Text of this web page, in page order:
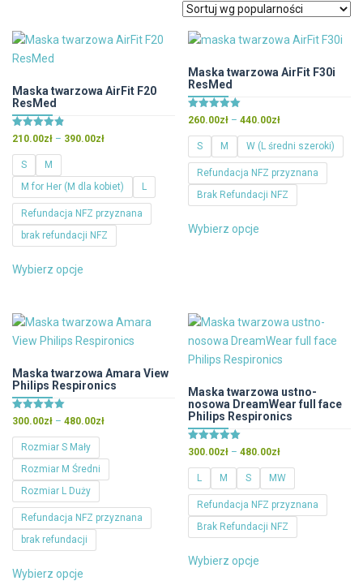
popularności
Maska twarzowa AirFit F20
ResMed
Oceniono
4.90
na 5
210.00zł – 390.00złZakres
210.00zł
do
390.00zł
S
M
M for Her (M dla kobiet)
L
Refundacja NFZ przyznana
brak refundacji NFZ
Wybierz opcje
Opcje
można
wybrać
stronie
produktu
Maska twarzowa AirFit F30i
ResMed
Oceniono
5.00
na 5
260.00zł – 440.00złZakres
cen:
od
do
440.00zł
S M W (L średni szeroki)
Refundacja NFZ przyznana
Brak Refundacji NFZ
Wybierz opcje
można
wybrać
na
produktu
Maska twarzowa Amara View
Philips Respironics
Oceniono
5.00
na 5
300.00zł – 480.00złZakres
Rozmiar S Mały
Rozmiar M Średni
Rozmiar L Duży
Refundacja NFZ przyznana
brak refundacji
Wybierz opcje
Maska twarzowa ustno-
nosowa DreamWear full face
Philips Respironics
Oceniono
5.00
na 5
300.00zł – 480.00złZakres
cen:
od
do
480.00zł
L M S MW
Refundacja NFZ przyznana
Brak Refundacji NFZ
Wybierz opcje